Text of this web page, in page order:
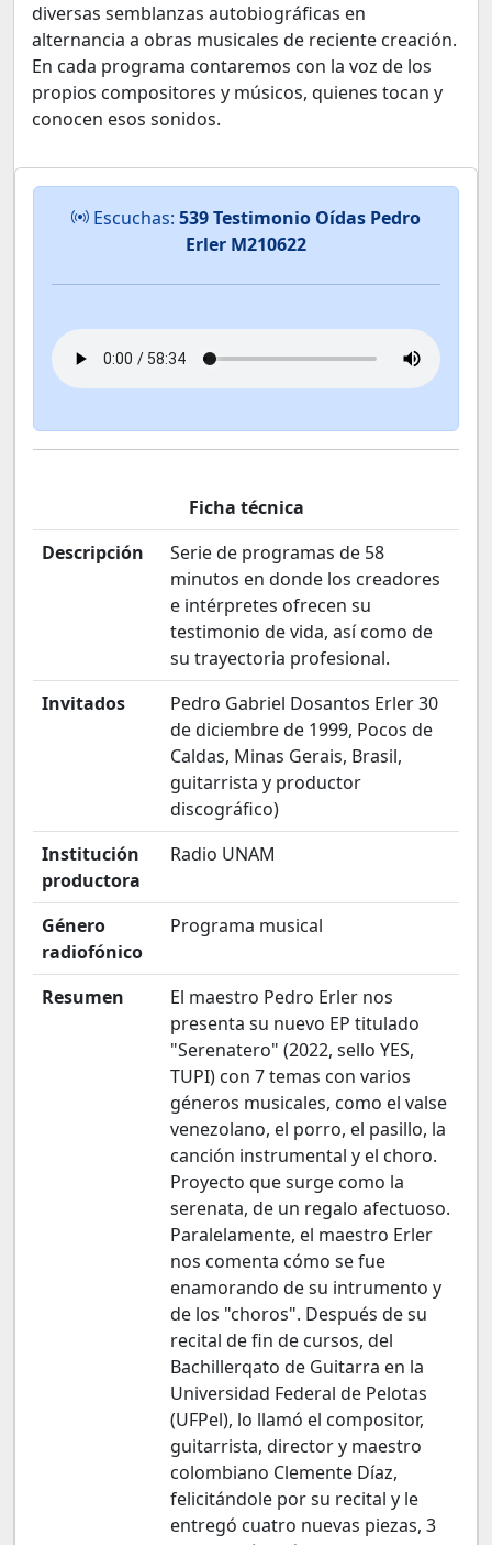
diversas semblanzas autobiográficas en
alternancia a obras musicales de reciente creación.
En cada programa contaremos con la voz de los
propios compositores y músicos, quienes tocan y
conocen esos sonidos.
Escuchas: 539 Testimonio Oídas Pedro
Erler M210622
Ficha técnica
Descripción
Serie de programas de 58
minutos en donde los creadores
e intérpretes ofrecen su
testimonio de vida, así como de
su trayectoria profesional.
Invitados
Pedro Gabriel Dosantos Erler 30
de diciembre de 1999, Pocos de
Caldas, Minas Gerais, Brasil,
guitarrista y productor
discográfico)
Institución
productora
Radio UNAM
Género
radiofónico
Programa musical
Resumen
El maestro Pedro Erler nos
presenta su nuevo EP titulado
"Serenatero" (2022, sello YES,
TUPI) con 7 temas con varios
géneros musicales, como el valse
venezolano, el porro, el pasillo, la
canción instrumental y el choro.
Proyecto que surge como la
serenata, de un regalo afectuoso.
Paralelamente, el maestro Erler
nos comenta cómo se fue
enamorando de su intrumento y
de los "choros". Después de su
recital de fin de cursos, del
Bachillerqato de Guitarra en la
Universidad Federal de Pelotas
(UFPel), lo llamó el compositor,
guitarrista, director y maestro
colombiano Clemente Díaz,
felicitándole por su recital y le
entregó cuatro nuevas piezas, 3